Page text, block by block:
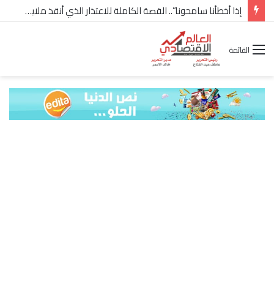
إذا أخطأنا سامحونا”.. القصة الكاملة للاعتذار الذي أنقذ ملايين “إعمار” في الساحل الشمالي
القائمة